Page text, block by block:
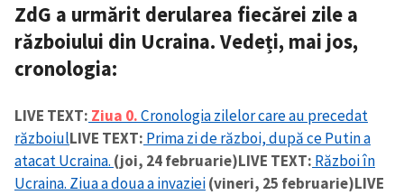
ZdG a urmărit derularea fiecărei zile a
războiului din Ucraina. Vedeți, mai jos,
cronologia:
LIVE TEXT: Ziua 0.Cronologia zilelor care au precedat
războiulLIVE TEXT: Prima zi de război, după ce Putin a
atacat Ucraina. (joi, 24 februarie)LIVE TEXT: Război în
Ucraina. Ziua a doua a invaziei(vineri, 25 februarie)LIVE
Telefon
+ Telefon personal
Am citit și sunt de
confidențialitate.